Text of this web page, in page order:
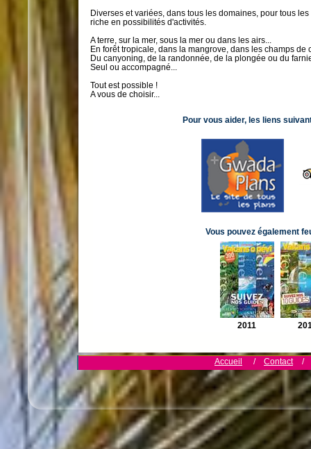
Diverses et variées, dans tous les domaines, pour tous
riche en possibilités d'activités.
A terre, sur la mer, sous la mer ou dans les airs...
En forêt tropicale, dans la mangrove, dans les champs de
Du canyoning, de la randonnée, de la plongée ou du
Seul ou accompagné...
Tout est possible !
A vous de choisir...
Pour vous aider, les liens
Vous pouvez également
2011
Accueil / Contact /